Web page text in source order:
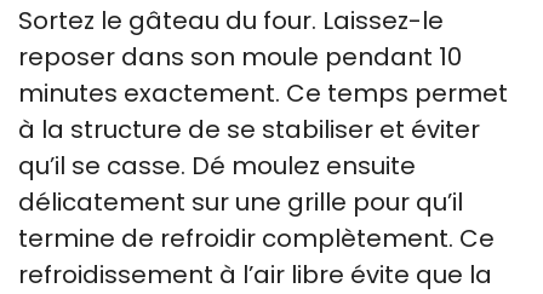
Sortez le gâteau du four. Laissez-le
reposer dans son moule pendant 10
minutes exactement. Ce temps permet
à la structure de se stabiliser et éviter
qu’il se casse. Dé moulez ensuite
délicatement sur une grille pour qu’il
termine de refroidir complètement. Ce
refroidissement à l’air libre évite que la